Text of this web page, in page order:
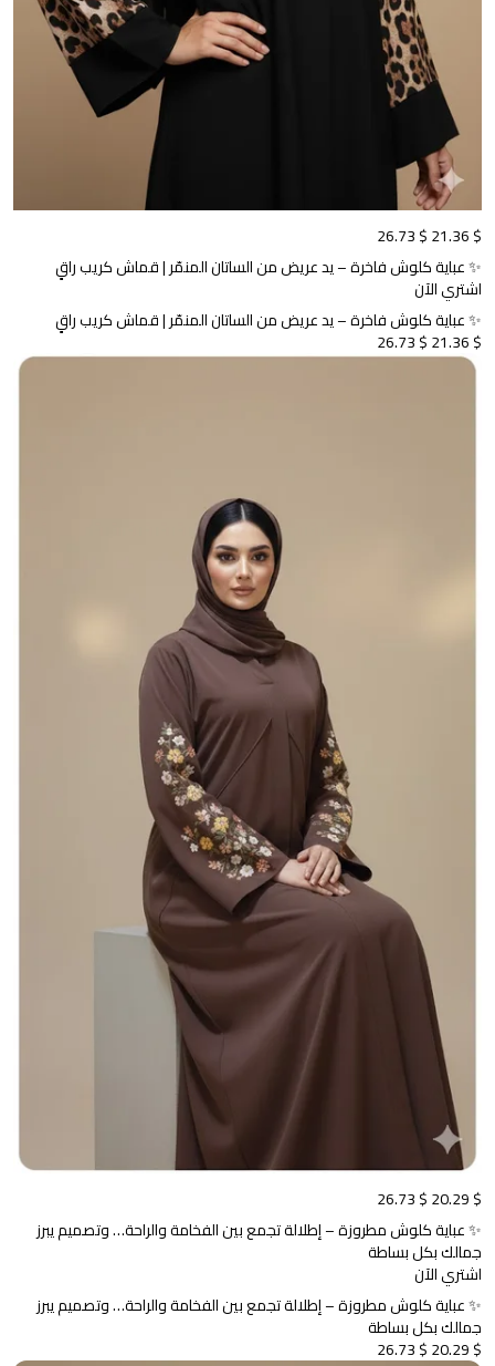
$ 21.36
$ 26.73
✨ عباية كلوش فاخرة – يد عريض من الساتان المنمّر | قماش كريب راقٍ
اشتري الآن
✨ عباية كلوش فاخرة – يد عريض من الساتان المنمّر | قماش كريب راقٍ
$ 21.36
$ 26.73
$ 20.29
$ 26.73
✨ عباية كلوش مطروزة – إطلالة تجمع بين الفخامة والراحة… وتصميم يبرز
جمالك بكل بساطة
اشتري الآن
✨ عباية كلوش مطروزة – إطلالة تجمع بين الفخامة والراحة… وتصميم يبرز
جمالك بكل بساطة
$ 20.29
$ 26.73